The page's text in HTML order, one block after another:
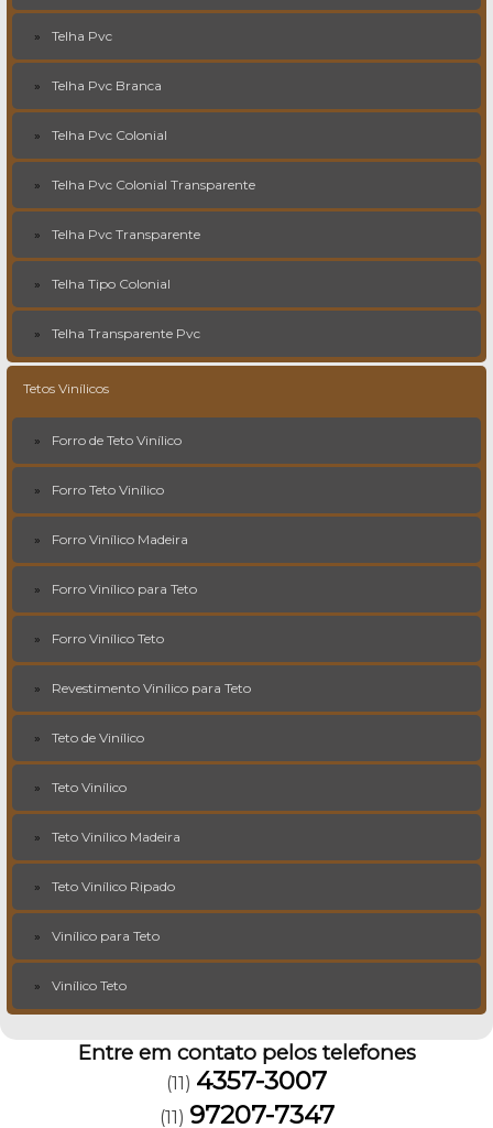
Telha Pvc
Telha Pvc Branca
Telha Pvc Colonial
Telha Pvc Colonial Transparente
Telha Pvc Transparente
Telha Tipo Colonial
Telha Transparente Pvc
Tetos Vinílicos
Forro de Teto Vinílico
Forro Teto Vinílico
Forro Vinílico Madeira
Forro Vinílico para Teto
Forro Vinílico Teto
Revestimento Vinílico para Teto
Teto de Vinílico
Teto Vinílico
Teto Vinílico Madeira
Teto Vinílico Ripado
Vinílico para Teto
Vinílico Teto
Entre em contato pelos telefones
(11) 4357-3007
(11) 97207-7347